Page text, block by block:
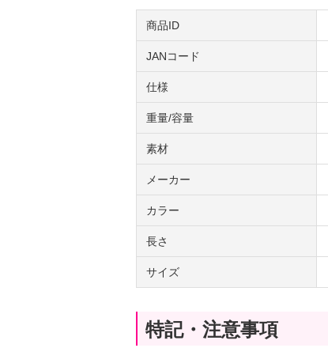
商品ID
JANコード
仕様
重量/容量
素材
メーカー
カラー
長さ
サイズ
特記・注意事項